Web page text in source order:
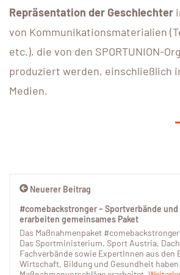
Repräsentation der Geschlechter
von Kommunikationsmaterialien
etc.), die von den SPORTUNION-
produziert werden, einschließlich
Medien.
Neuerer Beitrag
#comebackstronger – Sportverbände
erarbeiten gemeinsames Paket
Das Maßnahmenpaket
Das Sportministerium, Sport Austria,
Fachverbände sowie ExpertInnen aus den
Wirtschaft, Bildung und Gesundheit haben